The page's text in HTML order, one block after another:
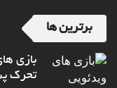
برترین ها
بازی
تحرک